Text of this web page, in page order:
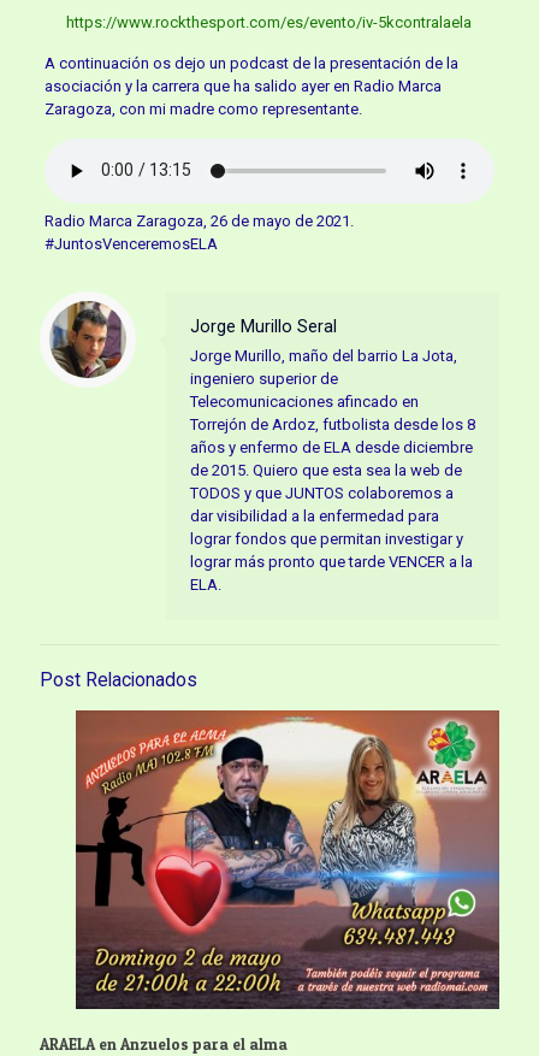
https://www.rockthesport.com/es/evento/iv-5kcontralaela
A continuación os dejo un podcast de la presentación de la
asociación y la carrera que ha salido ayer en Radio Marca
Zaragoza, con mi madre como representante.
Radio Marca Zaragoza, 26 de mayo de 2021.
#JuntosVenceremosELA
Jorge Murillo Seral
Jorge Murillo, maño del barrio La Jota,
ingeniero superior de
Telecomunicaciones afincado en
Torrejón de Ardoz, futbolista desde los 8
años y enfermo de ELA desde diciembre
de 2015. Quiero que esta sea la web de
TODOS y que JUNTOS colaboremos a
dar visibilidad a la enfermedad para
lograr fondos que permitan investigar y
lograr más pronto que tarde VENCER a la
ELA.
Post Relacionados
ARAELA en Anzuelos para el alma